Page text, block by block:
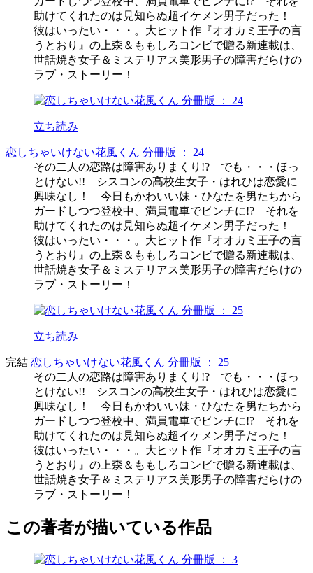
助けてくれたのは見知らぬ超イケメン男子だった！
彼はいったい・・・。大ヒット作『オオカミ王子の言
うとおり』の上森＆ももしろコンビで贈る新連載は、
世話焼き女子＆ミステリアス美形男子の障害だらけの
ラブ・ストーリー！
立ち読み
恋しちゃいけない花風くん 分冊版 ： 24
その二人の恋路は障害ありまくり!? でも・・・ほっ
とけない!! シスコンの高校生女子・はれひは恋愛に
興味なし！ 今日もかわいい妹・ひなたを男たちから
ガードしつつ登校中、満員電車でピンチに!? それを
助けてくれたのは見知らぬ超イケメン男子だった！
彼はいったい・・・。大ヒット作『オオカミ王子の言
うとおり』の上森＆ももしろコンビで贈る新連載は、
世話焼き女子＆ミステリアス美形男子の障害だらけの
ラブ・ストーリー！
立ち読み
完結 恋しちゃいけない花風くん 分冊版 ： 25
その二人の恋路は障害ありまくり!? でも・・・ほっ
とけない!! シスコンの高校生女子・はれひは恋愛に
興味なし！ 今日もかわいい妹・ひなたを男たちから
ガードしつつ登校中、満員電車でピンチに!? それを
助けてくれたのは見知らぬ超イケメン男子だった！
彼はいったい・・・。大ヒット作『オオカミ王子の言
うとおり』の上森＆ももしろコンビで贈る新連載は、
世話焼き女子＆ミステリアス美形男子の障害だらけの
ラブ・ストーリー！
この著者が描いている作品